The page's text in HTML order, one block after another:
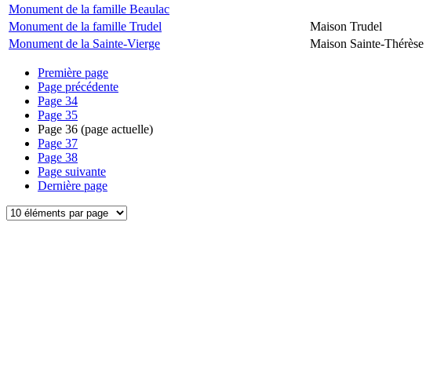
Monument de la famille Beaulac
Monument de la famille Trudel
Maison Trudel
Monument de la Sainte-Vierge
Maison Sainte-Thérèse
Première page
Page précédente
Page 34
Page 35
Page 36 (page actuelle)
Page 37
Page 38
Page suivante
Dernière page